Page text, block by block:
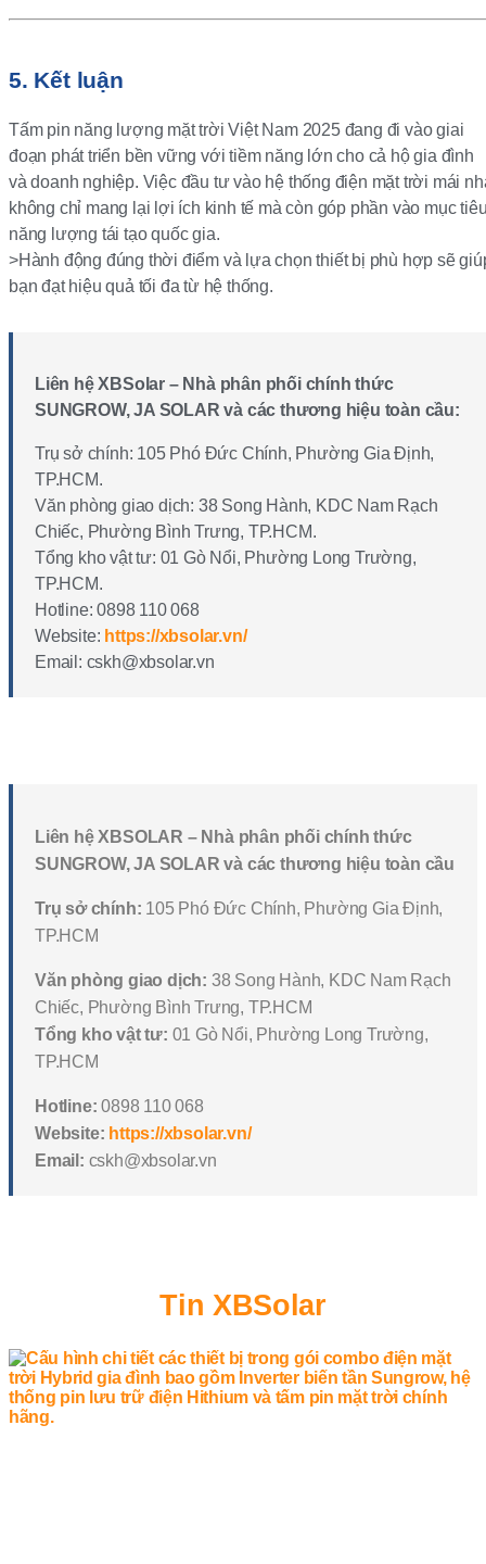
5. Kết luận
Tấm pin năng lượng mặt trời Việt Nam 2025 đang đi vào giai
đoạn phát triển bền vững với tiềm năng lớn cho cả hộ gia đình
và doanh nghiệp. Việc đầu tư vào hệ thống điện mặt trời mái
không chỉ mang lại lợi ích kinh tế mà còn góp phần vào mục
năng lượng tái tạo quốc gia.
>Hành động đúng thời điểm và lựa chọn thiết bị phù hợp sẽ
bạn đạt hiệu quả tối đa từ hệ thống.
Liên hệ XBSolar – Nhà phân phối chính thức
SUNGROW, JA SOLAR và các thương hiệu toàn cầu:
Trụ sở chính: 105 Phó Đức Chính, Phường Gia Định,
TP.HCM.
Văn phòng giao dịch: 38 Song Hành, KDC Nam Rạch
Chiếc, Phường Bình Trưng, TP.HCM.
Tổng kho vật tư: 01 Gò Nổi, Phường Long Trường,
TP.HCM.
Hotline: 0898 110 068
Website: https://xbsolar.vn/
Email: cskh@xbsolar.vn
Liên hệ XBSOLAR – Nhà phân phối chính thức
SUNGROW, JA SOLAR và các thương hiệu toàn cầu
Trụ sở chính: 105 Phó Đức Chính, Phường Gia Định,
TP.HCM
Văn phòng giao dịch: 38 Song Hành, KDC Nam Rạch
Chiếc, Phường Bình Trưng, TP.HCM
Tổng kho vật tư: 01 Gò Nổi, Phường Long Trường,
TP.HCM
Hotline: 0898 110 068
Website: https://xbsolar.vn/
Email: cskh@xbsolar.vn
Tin XBSolar